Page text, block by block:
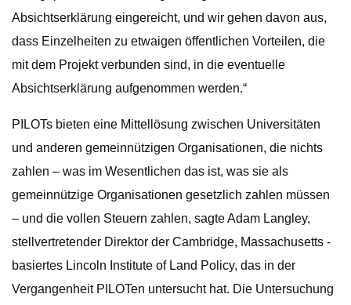
Absichtserklärung eingereicht, und wir gehen davon aus,
dass Einzelheiten zu etwaigen öffentlichen Vorteilen, die
mit dem Projekt verbunden sind, in die eventuelle
Absichtserklärung aufgenommen werden.“
PILOTs bieten eine Mittellösung zwischen Universitäten
und anderen gemeinnützigen Organisationen, die nichts
zahlen – was im Wesentlichen das ist, was sie als
gemeinnützige Organisationen gesetzlich zahlen müssen
– und die vollen Steuern zahlen, sagte Adam Langley,
stellvertretender Direktor der Cambridge, Massachusetts -
basiertes Lincoln Institute of Land Policy, das in der
Vergangenheit PILOTen untersucht hat. Die Untersuchung